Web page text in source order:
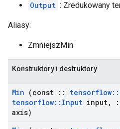
Output : Zredukowany
Aliasy:
ZmniejszMin
Konstruktory i destruktory
Min (const :: tensorflow::
tensorflow:: Input input,
axis)